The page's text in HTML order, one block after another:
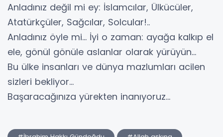
Anladınız değil mi ey: İslamcılar, Ülkücüler,
Atatürkçüler, Sağcılar, Solcular!..
Anladınız öyle mi… İyi o zaman: ayağa kalkıp el
ele, gönül gönüle aslanlar olarak yürüyün…
Bu ülke insanları ve dünya mazlumları acilen
sizleri bekliyor…
Başaracağınıza yürekten inanıyoruz…